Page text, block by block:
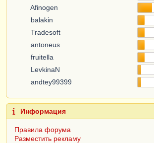
Afinogen
balakin
Tradesoft
antoneus
fruitella
LevkinaN
andtey99399
Информация
Правила форума
Разместить рекламу